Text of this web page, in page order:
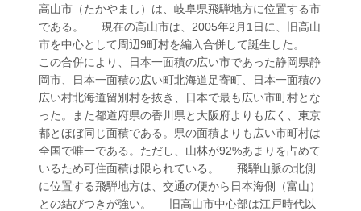
高山市（たかやまし）は、岐阜県飛騨地方に位置する市
である。 現在の高山市は、2005年2月1日に、旧高山
市を中心として周辺9町村を編入合併して誕生した。
この合併により、日本一面積の広い市であった静岡県静
岡市、日本一面積の広い町北海道足寄町、日本一面積の
広い村北海道留別村を抜き、日本で最も広い市町村とな
った。また都道府県の香川県と大阪府よりも広く、東京
都とほぼ同じ面積である。県の面積よりも広い市町村は
全国で唯一である。ただし、山林が92%あまりを占めて
いるため可住面積は限られている。 飛騨山脈の北側
に位置する飛騨地方は、交通の便から日本海側（富山）
との結びつきが強い。 旧高山市中心部は江戸時代以